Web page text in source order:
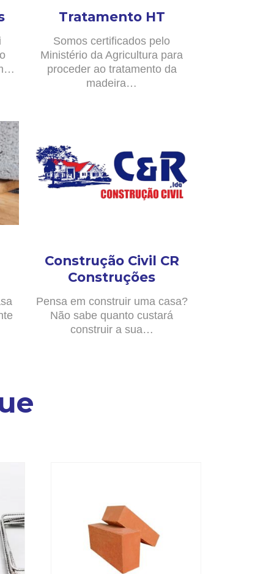
Tratamento HT
Somos certificados pelo
Ministério da Agricultura para
proceder ao tratamento da
madeira…
Construção Civil CR
Construções
Pensa em construir uma casa?
Não sabe quanto custará
construir a sua…